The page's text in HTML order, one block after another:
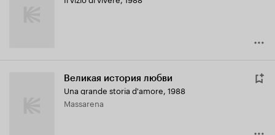
Великая история любви
Una grande storia d'amore, 1988
Massarena